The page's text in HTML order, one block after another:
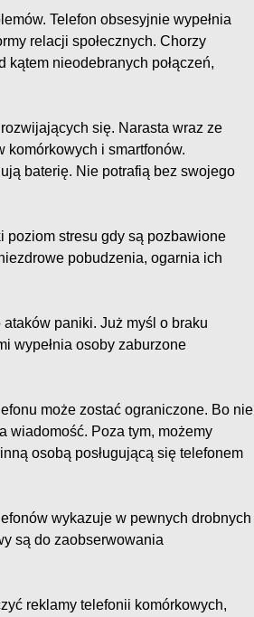
Telefon obsesyjnie wypełnia
relacji społecznych. Chorzy
kątem nieodebranych połączeń,
się. Narasta wraz ze
komórkowych i smartfonów.
baterię. Nie potrafią bez swojego
poziom stresu gdy są pozbawione
pobudzenia, ogarnia ich
paniki. Już myśl o braku
wypełnia osoby zaburzone
może zostać ograniczone. Bo nie
wiadomość. Poza tym, możemy
osobą posługującą się telefonem
wykazuje w pewnych drobnych
są do zaobserwowania
reklamy telefonii komórkowych,